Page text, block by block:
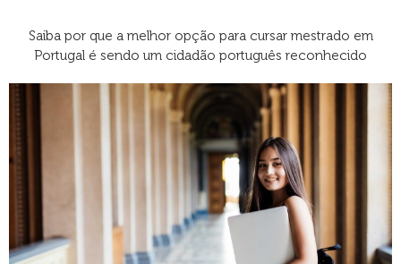
Saiba por que a melhor opção para cursar mestrado em
Portugal é sendo um cidadão português reconhecido